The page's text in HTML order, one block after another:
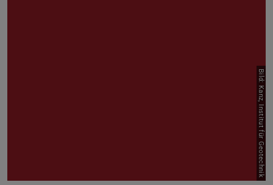
Bild: Kanz, Institut für Geotechnik